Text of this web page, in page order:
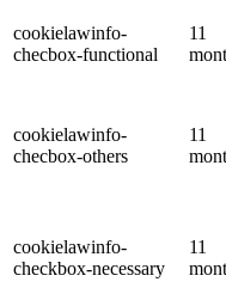
cookielawinfo-
checbox-functional
11
cookielawinfo-
checbox-others
11
cookielawinfo-
checkbox-necessary
11